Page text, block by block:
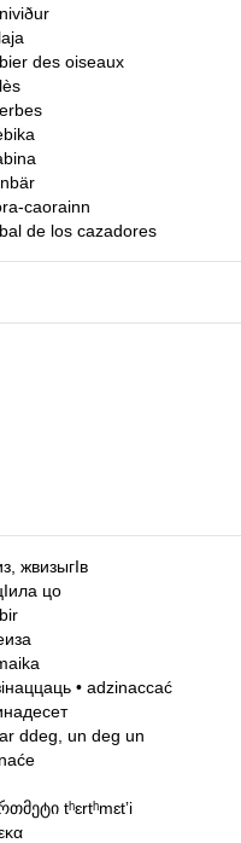
des oiseaux
caorainn
de los cazadores
жвизыгIв
цо
•adzinaccać
ddeg, un deg un
tʰɛrtʰmɛtʼi